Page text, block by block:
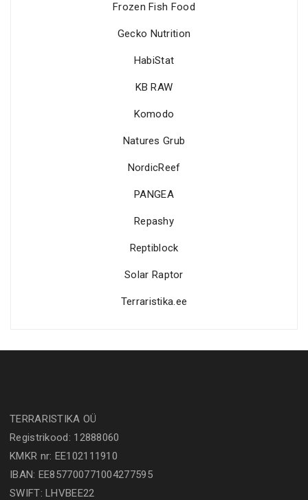
Frozen Fish Food
Gecko Nutrition
HabiStat
KB RAW
Komodo
Natures Grub
NordicReef
PANGEA
Repashy
Reptiblock
Solar Raptor
Terraristika.ee
TERRARISTIKA OÜ
Registrikood: 12888060
KMKR nr: EE102111910
IBAN: EE857700771004277595
SWIFT: LHVBEE22